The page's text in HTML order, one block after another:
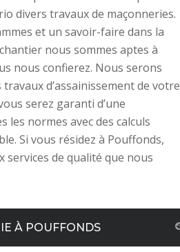
divers travaux de maçonneries.
et un savoir-faire dans la
nous sommes aptes à
nous confierez. Nous serons
d’assainissement de votre
serez garanti d’une
normes avec des calculs
Si vous résidez à Pouffonds,
services de qualité que nous
À POUFFONDS